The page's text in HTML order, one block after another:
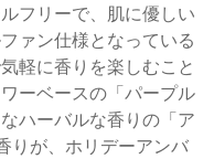
フリーで、肌に優しい
ァン仕様となっている
軽に香りを楽しむこと
ーベースの「パープル
ハーバルな香りの「ア
りが、ホリデーアンバ